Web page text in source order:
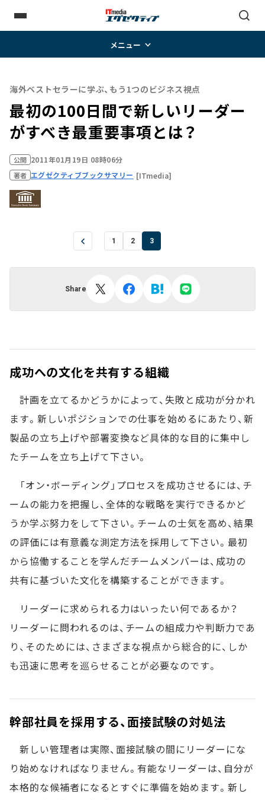
メニュー
海外ベストセラーに学ぶ、もう1つのビジネス視点
最初の100日間で新しいリーダー
がすべき最重要事項とは？
公開 2011年01月19日 08時06分
著者 エグゼクティブブックサマリー [ITmedia]
1 2 3
Share
成功への文化を共有する組織
計画を立てるかどうかによって、失敗と成功が分かれ
ます。新しいポジションでの仕事を始めるにあたり、新
製品の立ち上げや部署変換など具体的な目的に集中し
たチームを立ち上げて下さい。
「オン・ボーディング」プロセスを成功させるには、チ
ームの能力を把握し、全体的な戦略を実行できるかど
うか学ぶ努力をして下さい。チームの士気を高め、結果
の評価には有意義な測定方法を採用して下さい。最初
から協働することを学んだチームメンバーは、成功の
共有に基づいた文化を構築することができます。
リーダーに求められる力はいったい何であるか？
リーダーに問われるのは、チームの組成力や判断力であ
り、そのためには、さまざまな視点から総合的に、しか
も迅速に思考を巡らせることが必要なのです。
幹部社員を採用する、面接試験の対処法
新しい管理者は実際、面接試験の間にリーダーにな
り始めなければなりません。有能なリーダーは、自分が
本格的な候補者になるとすぐに準備を始めます。新し